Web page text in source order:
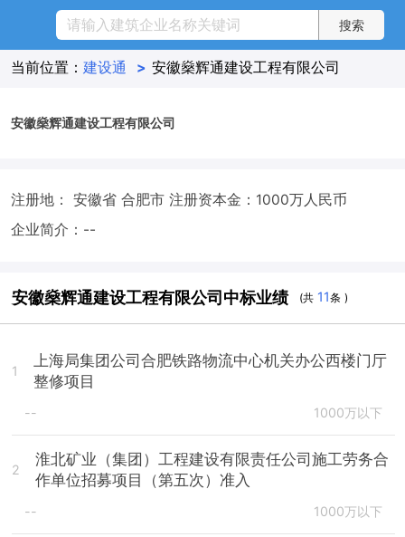
当前位置： 建设通 > 安徽燊辉通建设工程有限公司
安徽燊辉通建设工程有限公司
注册地： 安徽省 合肥市 注册资本金：1000万人民币
企业简介：--
安徽燊辉通建设工程有限公司中标业绩 (共 11条 )
1
上海局集团公司合肥铁路物流中心机关办公西楼门厅
整修项目
-- 1000万以下
2
淮北矿业（集团）工程建设有限责任公司施工劳务合
作单位招募项目（第五次）准入
-- 1000万以下